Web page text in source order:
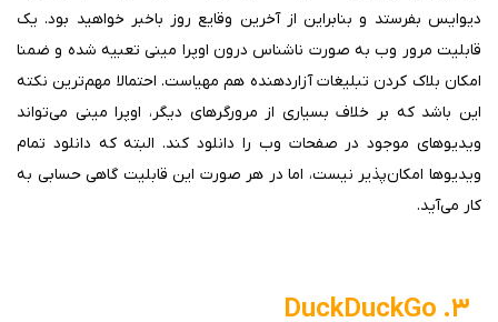
دیوایس بفرستد و بنابراین از آخرین وقایع روز باخبر خواهید بود. یک
قابلیت مرور وب به صورت ناشناس درون اوپرا مینی تعبیه شده و ضمنا
امکان بلاک کردن تبلیغات آزاردهنده هم مهیاست. احتمالا مهم‌ترین نکته
این باشد که بر خلاف بسیاری از مرورگرهای دیگر، اوپرا مینی می‌تواند
ویدیوهای موجود در صفحات وب را دانلود کند. البته که دانلود تمام
ویدیوها امکان‌پذیر نیست،‌ اما در هر صورت این قابلیت گاهی حسابی به
کار می‌آید.
۳. DuckDuckGo